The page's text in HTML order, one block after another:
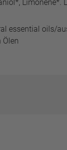
Limonene*.
essential oils/
Ölen